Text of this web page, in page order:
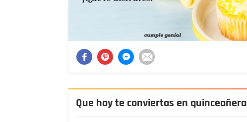
Que hoy te conviertas en quinceañera